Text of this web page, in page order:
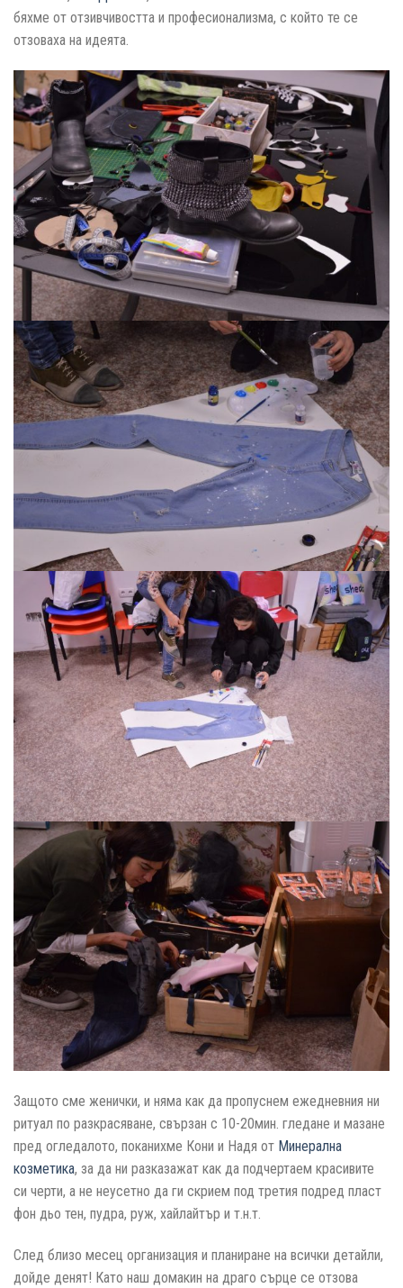
бяхме от отзивчивостта и професионализма, с който те се
отзоваха на идеята.
Защото сме женички, и няма как да пропуснем ежедневния ни
ритуал по разкрасяване, свързан с 10-20мин. гледане и мазане
пред огледалото, поканихме Кони и Надя от Минерална
козметика, за да ни разказажат как да подчертаем красивите
си черти, а не неусетно да ги скрием под третия подред пласт
фон дьо тен, пудра, руж, хайлайтър и т.н.т.
След близо месец организация и планиране на всички детайли,
дойде денят! Като наш домакин на драго сърце се отзова